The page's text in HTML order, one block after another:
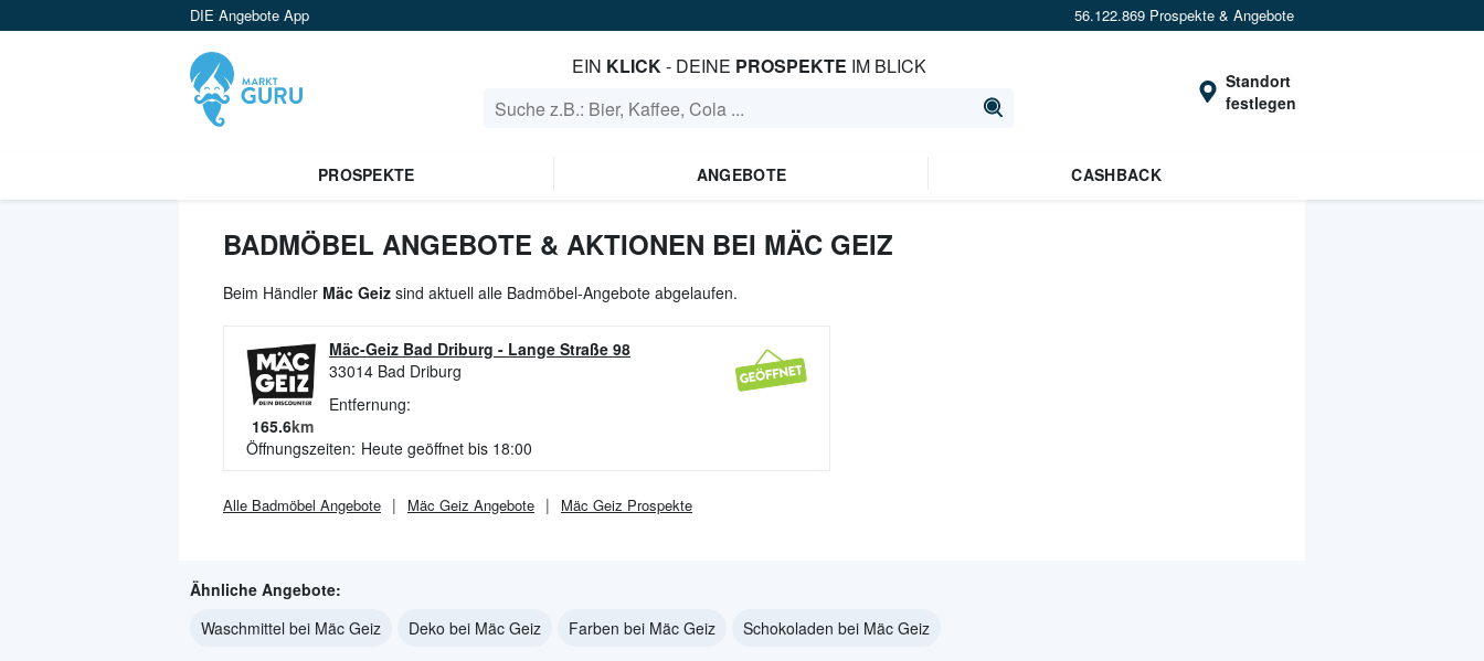
DIE Angebote App 56.122.869 Prospekte & Angebote
EIN KLICK- DEINE PROSPEKTE IM BLICK
Standort
festlegen
PROSPEKTE ANGEBOTE CASHBACK
BADMÖBEL ANGEBOTE & AKTIONEN BEI MÄC GEIZ
Beim Händler Mäc Geiz sind aktuell alle Badmöbel-Angebote abgelaufen.
Mäc-Geiz Bad Driburg - Lange Straße 98
33014 Bad Driburg
Entfernung:
165.6km
Öffnungszeiten: Heute geöffnet bis 18:00
Alle Badmöbel Angebote Mäc Geiz Angebote Mäc Geiz Prospekte
Ähnliche Angebote:
Waschmittel bei Mäc Geiz
Deko bei Mäc Geiz Farben bei Mäc Geiz Schokoladen bei Mäc Geiz